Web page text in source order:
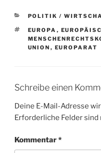
KATEGORIEN
POLITIK /
SCHLAGWÖRTER
EUROPA ,
UNION , EUROPARAT
Schreibe einen
Deine E-Mail-Adresse
Erforderliche Felder sind
Kommentar*